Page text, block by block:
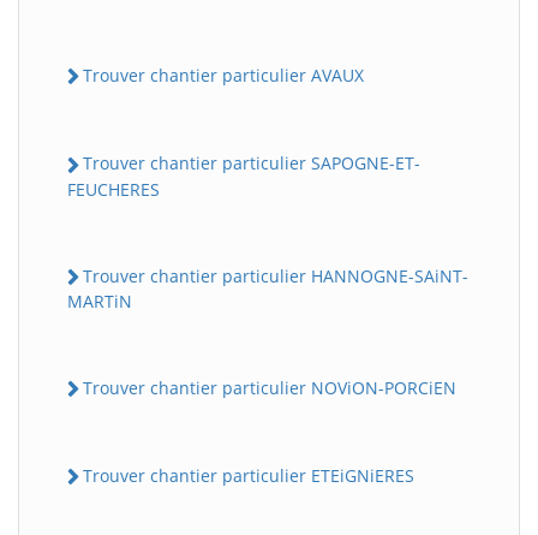
Trouver chantier particulier AVAUX
Trouver chantier particulier SAPOGNE-ET-
FEUCHERES
Trouver chantier particulier HANNOGNE-SAiNT-
MARTiN
Trouver chantier particulier NOViON-PORCiEN
Trouver chantier particulier ETEiGNiERES